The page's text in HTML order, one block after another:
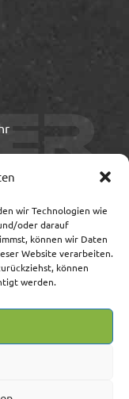
wir Technologien wie
oder darauf
können wir Daten
Website verarbeiten.
können
werden.